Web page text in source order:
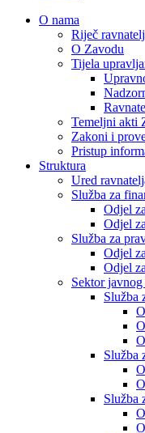
O nama
Riječ
O Zavodu
Tijela
Temeljni akti
Zakoni i
Pristup
Struktura
Ured
Služba za
Odjel
Odjel
Služba za
Odjel
Odjel
Sektor javnog
Služba
Služba
Služba